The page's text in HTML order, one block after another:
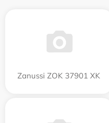
Zanussi ZOK 37901 XK